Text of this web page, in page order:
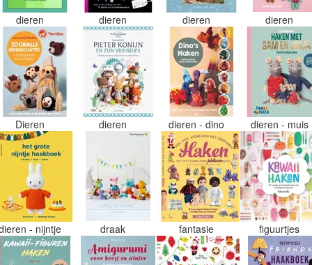
dieren dieren dieren dieren
Dieren dieren dieren - dino dieren - muis
- nijntje draak fantasie figuurtjes